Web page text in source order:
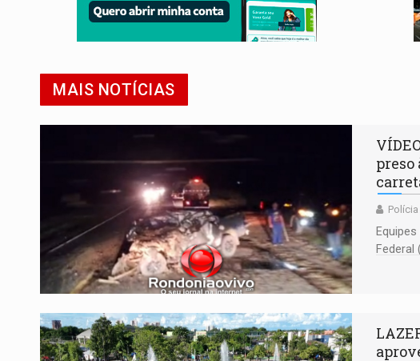
MAIS NOTÍCIAS
preso
Polícia
Federal